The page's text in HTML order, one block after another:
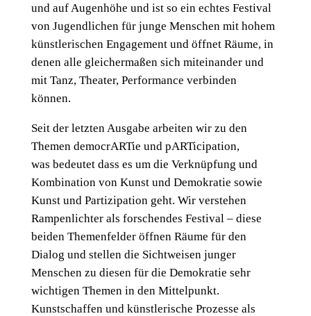
und auf Augenhöhe und ist so ein echtes Festival
von Jugendlichen für junge Menschen mit hohem
künstlerischen Engagement und öffnet Räume, in
denen alle gleichermaßen sich miteinander und
mit Tanz, Theater, Performance verbinden
können.
Seit der letzten Ausgabe arbeiten wir zu den
Themen democrARTie und pARTicipation,
was bedeutet dass es um die Verknüpfung und
Kombination von Kunst und Demokratie sowie
Kunst und Partizipation geht. Wir verstehen
Rampenlichter als forschendes Festival – diese
beiden Themenfelder öffnen Räume für den
Dialog und stellen die Sichtweisen junger
Menschen zu diesen für die Demokratie sehr
wichtigen Themen in den Mittelpunkt.
Kunstschaffen und künstlerische Prozesse als